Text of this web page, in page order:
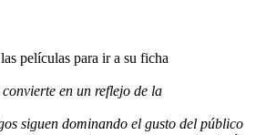
películas para ir a su ficha
en un reflejo de la
siguen dominando el gusto del público